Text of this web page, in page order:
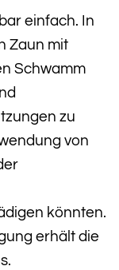
einfach. In
Zaun mit
Schwamm
zu
von
könnten.
erhält die